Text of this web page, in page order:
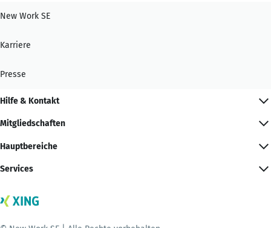
New Work SE
Karriere
Presse
Hilfe & Kontakt
Mitgliedschaften
Hauptbereiche
Services